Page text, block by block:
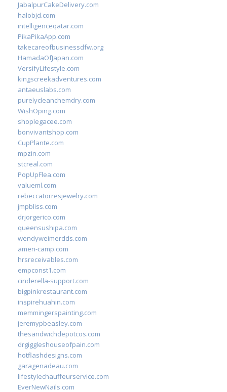
JabalpurCakeDelivery.com
halobjd.com
intelligenceqatar.com
PikaPikaApp.com
takecareofbusinessdfw.org
HamadaOfJapan.com
VersifyLifestyle.com
kingscreekadventures.com
antaeuslabs.com
purelycleanchemdry.com
WishOping.com
shoplegacee.com
bonvivantshop.com
CupPlante.com
mpzin.com
stcreal.com
PopUpFlea.com
valueml.com
rebeccatorresjewelry.com
jmpbliss.com
drjorgerico.com
queensushipa.com
wendyweimerdds.com
ameri-camp.com
hrsreceivables.com
empconst1.com
cinderella-support.com
bigpinkrestaurant.com
inspirehuahin.com
memmingerspainting.com
jeremypbeasley.com
thesandwichdepotcos.com
drgiggleshouseofpain.com
hotflashdesigns.com
garagenadeau.com
lifestylechauffeurservice.com
EverNewNails.com